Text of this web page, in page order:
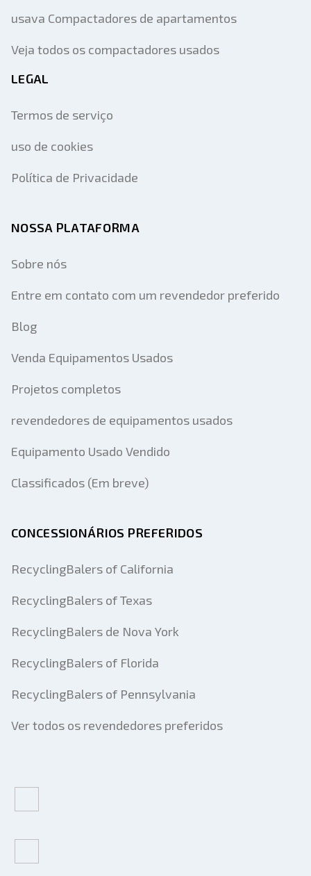
usava Compactadores de apartamentos
Veja todos os compactadores usados
LEGAL
Termos de serviço
uso de cookies
Política de Privacidade
NOSSA PLATAFORMA
Sobre nós
Entre em contato com um revendedor preferido
Blog
Venda Equipamentos Usados
Projetos completos
revendedores de equipamentos usados
Equipamento Usado Vendido
Classificados (Em breve)
CONCESSIONÁRIOS PREFERIDOS
RecyclingBalers of California
RecyclingBalers of Texas
RecyclingBalers de Nova York
RecyclingBalers of Florida
RecyclingBalers of Pennsylvania
Ver todos os revendedores preferidos